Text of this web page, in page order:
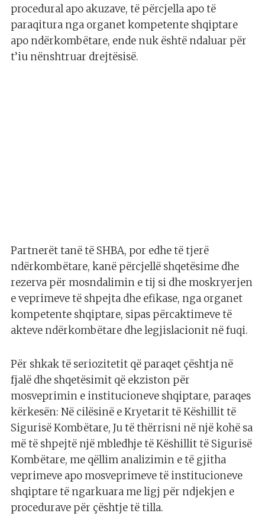
procedural apo akuzave, të përcjella apo të
paraqitura nga organet kompetente shqiptare
apo ndërkombëtare, ende nuk është ndaluar për
t’iu nënshtruar drejtësisë.
Partnerët tanë të SHBA, por edhe të tjerë
ndërkombëtare, kanë përcjellë shqetësime dhe
rezerva për mosndalimin e tij si dhe moskryerjen
e veprimeve të shpejta dhe efikase, nga organet
kompetente shqiptare, sipas përcaktimeve të
akteve ndërkombëtare dhe legjislacionit në fuqi.
Për shkak të seriozitetit që paraqet çështja në
fjalë dhe shqetësimit që ekziston për
mosveprimin e institucioneve shqiptare, paraqes
kërkesën: Në cilësinë e Kryetarit të Këshillit të
Sigurisë Kombëtare, Ju të thërrisni në një kohë sa
më të shpejtë një mbledhje të Këshillit të Sigurisë
Kombëtare, me qëllim analizimin e të gjitha
veprimeve apo mosveprimeve të institucioneve
shqiptare të ngarkuara me ligj për ndjekjen e
procedurave për çështje të tilla.